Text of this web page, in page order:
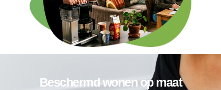
Beschermd wonen op maat